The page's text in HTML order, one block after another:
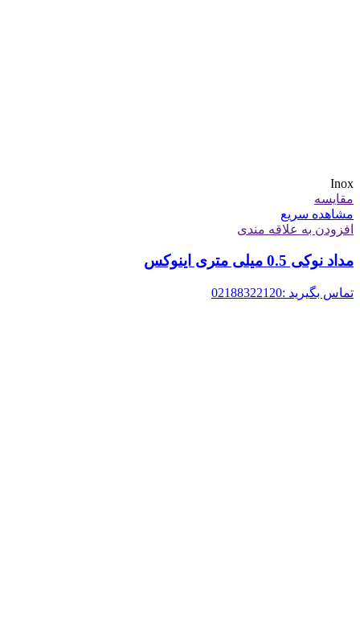
Inox
مقایسه
مشاهده سریع
افزودن به علاقه مندی
مداد نوکی 0.5 میلی متری اینوکس
تماس بگیرید :02188322120